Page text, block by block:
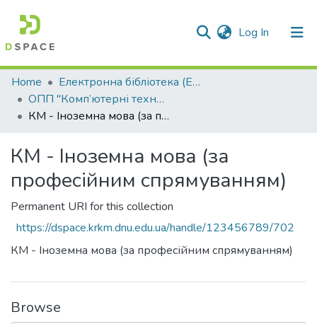
Log In (current)
Communities & Collections
All of DSpace
Home
Електронна бібліотека (E-Book)
ОПП "Комп’ютерні технології в машинобудуванні"
КМ - Іноземна мова (за професійним спрямуванням)
КМ - Іноземна мова (за
професійним спрямуванням)
Permanent URI for this collection
https://dspace.krkm.dnu.edu.ua/handle/123456789/702
КМ - Іноземна мова (за професійним спрямуванням)
Browse